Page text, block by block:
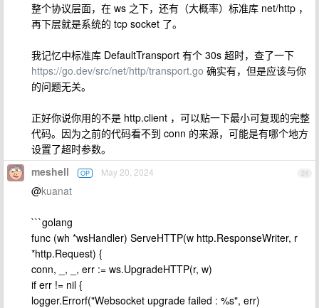
整个协议层面，在 ws 之下，还有（大概率）标准库 net/http ，
再下层就是系统的 tcp socket 了。
我记忆中标准库 DefaultTransport 有个 30s 超时，查了一下
https://go.dev/src/net/http/transport.go 确实有，但是应该与你
的问题无关。
正好你说你用的不是 http.client ，可以贴一下最小可复现的完整
代码。因为之前的代码看不到 conn 的来源，可能是有哪个地方
设置了超时参数。
24
meshell OP May 20, 2024
@kuanat
```golang
func (wh *wsHandler) ServeHTTP(w http.ResponseWriter, r
*http.Request) {
conn, _, _, err := ws.UpgradeHTTP(r, w)
if err != nil {
logger.Errorf("Websocket upgrade failed : %s", err)